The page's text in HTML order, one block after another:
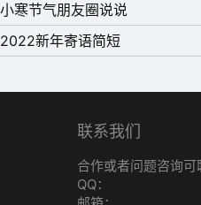
小寒节气朋友圈说说
2022新年寄语简短
联系我们
合作或者问题咨询可
QQ：